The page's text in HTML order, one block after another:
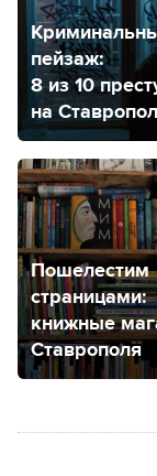
пейзаж:
8 из 10
на
мужчины,
а лидером
по
назвали
Пошелестим
страницами:
книжные
Ставрополя